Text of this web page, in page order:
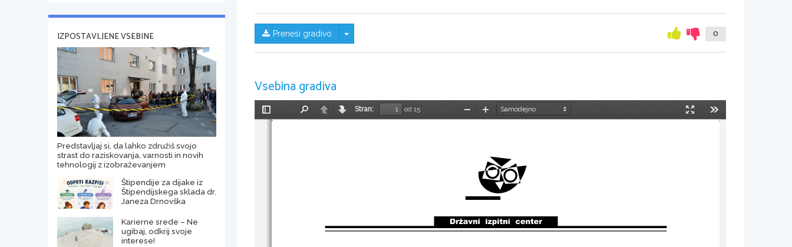
Prenesi gradivo Skrij/prikaži meni 0
Vsebina gradiva
Preklopi
NazajNaprej
Stran:
od 15
Način
PomanjšajPovečaj
IZPOSTAVLJENE VSEBINE
Predstavljaj si, da lahko združiš svojo
strast do raziskovanja, varnosti in novih
tehnologij z izobraževanjem
Štipendije za dijake iz
Štipendijskega sklada dr.
Janeza Drnovška
Karierne srede – Ne
ugibaj, odkrij svoje
interese!